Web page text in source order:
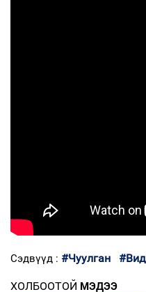
Сэдвүүд : #Чуулган
ХОЛБООТОЙ МЭДЭЭ